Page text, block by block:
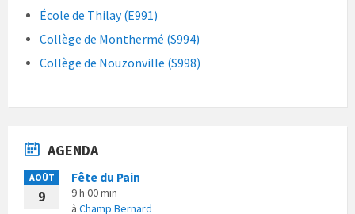
École de Thilay (E991)
Collège de Monthermé (S994)
Collège de Nouzonville (S998)
AGENDA
AOÛT
9
Fête du Pain
9 h 00 min
à Champ Bernard